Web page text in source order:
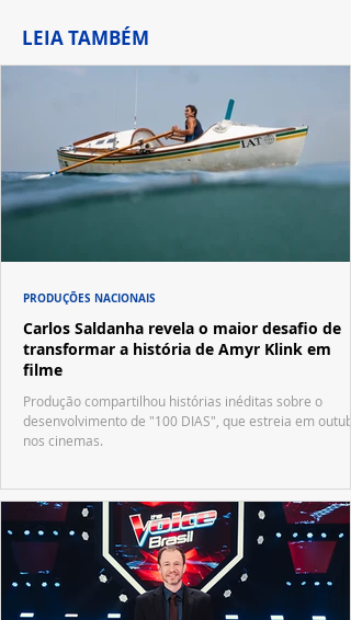
LEIA TAMBÉM
Carlos Saldanha revela o maior desafio de
transformar a história de Amyr Klink em
filme
Produção compartilhou histórias inéditas sobre o
desenvolvimento de "100 DIAS", que estreia em
nos cinemas.
PRODUÇÕES NACIONAIS